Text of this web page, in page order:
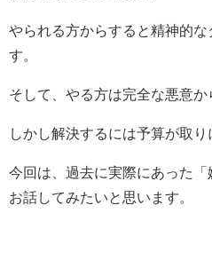
やられる方からすると精神的
す。
そして、やる方は完全な悪意か
しかし解決するには予算が取り
今回は、過去に実際にあった
お話してみたいと思います。